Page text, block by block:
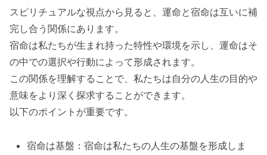
スピリチュアルな視点から見ると、運命と宿命は互いに補
完し合う関係にあります。
宿命は私たちが生まれ持った特性や環境を示し、運命はそ
の中での選択や行動によって形成されます。
この関係を理解することで、私たちは自分の人生の目的や
意味をより深く探求することができます。
以下のポイントが重要です。
宿命は基盤：宿命は私たちの人生の基盤を形成しま